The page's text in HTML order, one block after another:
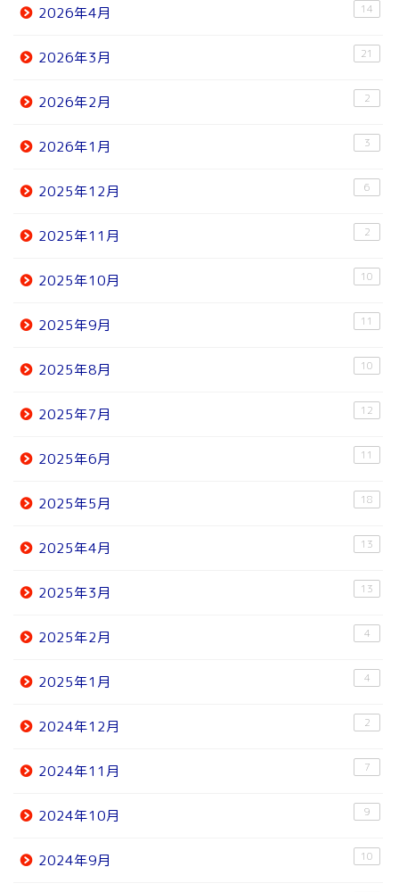
2026年4月 14
2026年3月 21
2026年2月 2
2026年1月 3
2025年12月 6
2025年11月 2
2025年10月 10
2025年9月 11
2025年8月 10
2025年7月 12
2025年6月 11
2025年5月 18
2025年4月 13
2025年3月 13
2025年2月 4
2025年1月 4
2024年12月 2
2024年11月 7
2024年10月 9
2024年9月 10